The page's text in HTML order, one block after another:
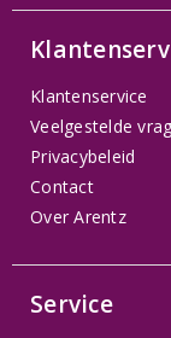
Klantenservice
Veelgestelde
Privacybeleid
Contact
Over Arentz
Service